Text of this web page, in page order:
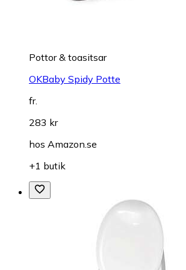
Pottor & toasitsar
OKBaby Spidy Potte
fr.
283 kr
hos Amazon.se
+1 butik